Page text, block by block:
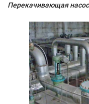
Перекачивающая